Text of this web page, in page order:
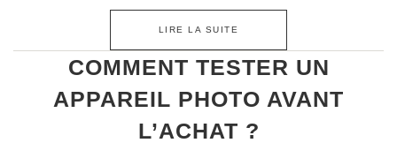
LIRE LA SUITE
COMMENT TESTER UN
APPAREIL PHOTO AVANT
L’ACHAT ?